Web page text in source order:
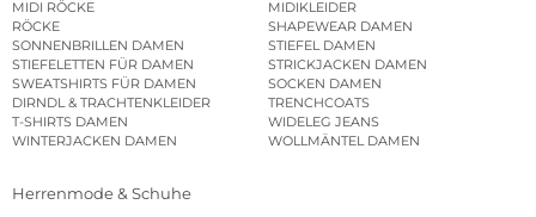
MIDI RÖCKE
MIDIKLEIDER
RÖCKE
SHAPEWEAR DAMEN
SONNENBRILLEN DAMEN
STIEFEL DAMEN
STIEFELETTEN FÜR DAMEN
STRICKJACKEN DAMEN
SWEATSHIRTS FÜR DAMEN
SOCKEN DAMEN
DIRNDL & TRACHTENKLEIDER
TRENCHCOATS
T-SHIRTS DAMEN
WIDELEG JEANS
WINTERJACKEN DAMEN
WOLLMÄNTEL DAMEN
Herrenmode & Schuhe